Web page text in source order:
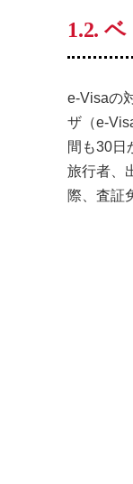
1.2.
e-Visaの
ザ（e-
間も30日
旅行者、
際、査証